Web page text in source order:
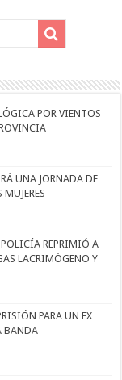
POR VIENTOS
UNA JORNADA DE
REPRIMIÓ A
LACRIMÓGENO Y
PARA UN EX
BANDA